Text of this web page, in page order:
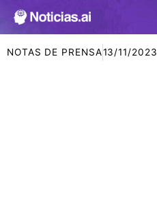
NOTAS DE PRENSA13/11/2023